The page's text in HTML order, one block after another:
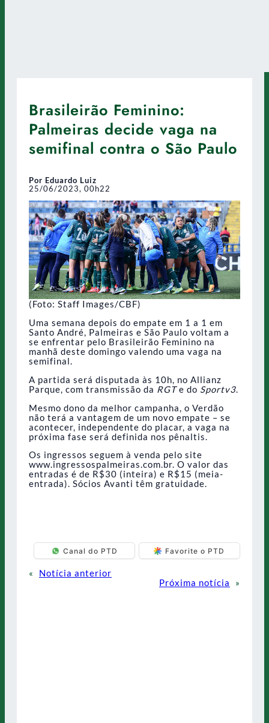
Brasileirão Feminino:
Palmeiras decide vaga na
semifinal contra o São Paulo
Por Eduardo Luiz
25/06/2023, 00h22
(Foto: Staff Images/CBF)
Uma semana depois do empate em 1 a 1 em
Santo André, Palmeiras e São Paulo voltam a
se enfrentar pelo Brasileirão Feminino na
manhã deste domingo valendo uma vaga na
semifinal.
A partida será disputada às 10h, no Allianz
Parque, com transmissão da RGTe do Sportv3.
Mesmo dono da melhor campanha, o Verdão
não terá a vantagem de um novo empate – se
acontecer, independente do placar, a vaga na
próxima fase será definida nos pênaltis.
Os ingressos seguem à venda pelo site
www.ingressospalmeiras.com.br. O valor das
entradas é de R$30 (inteira) e R$15 (meia-
entrada). Sócios Avanti têm gratuidade.
Canal do PTD Favorite o PTD
«
Notícia anterior
Próxima notícia
»